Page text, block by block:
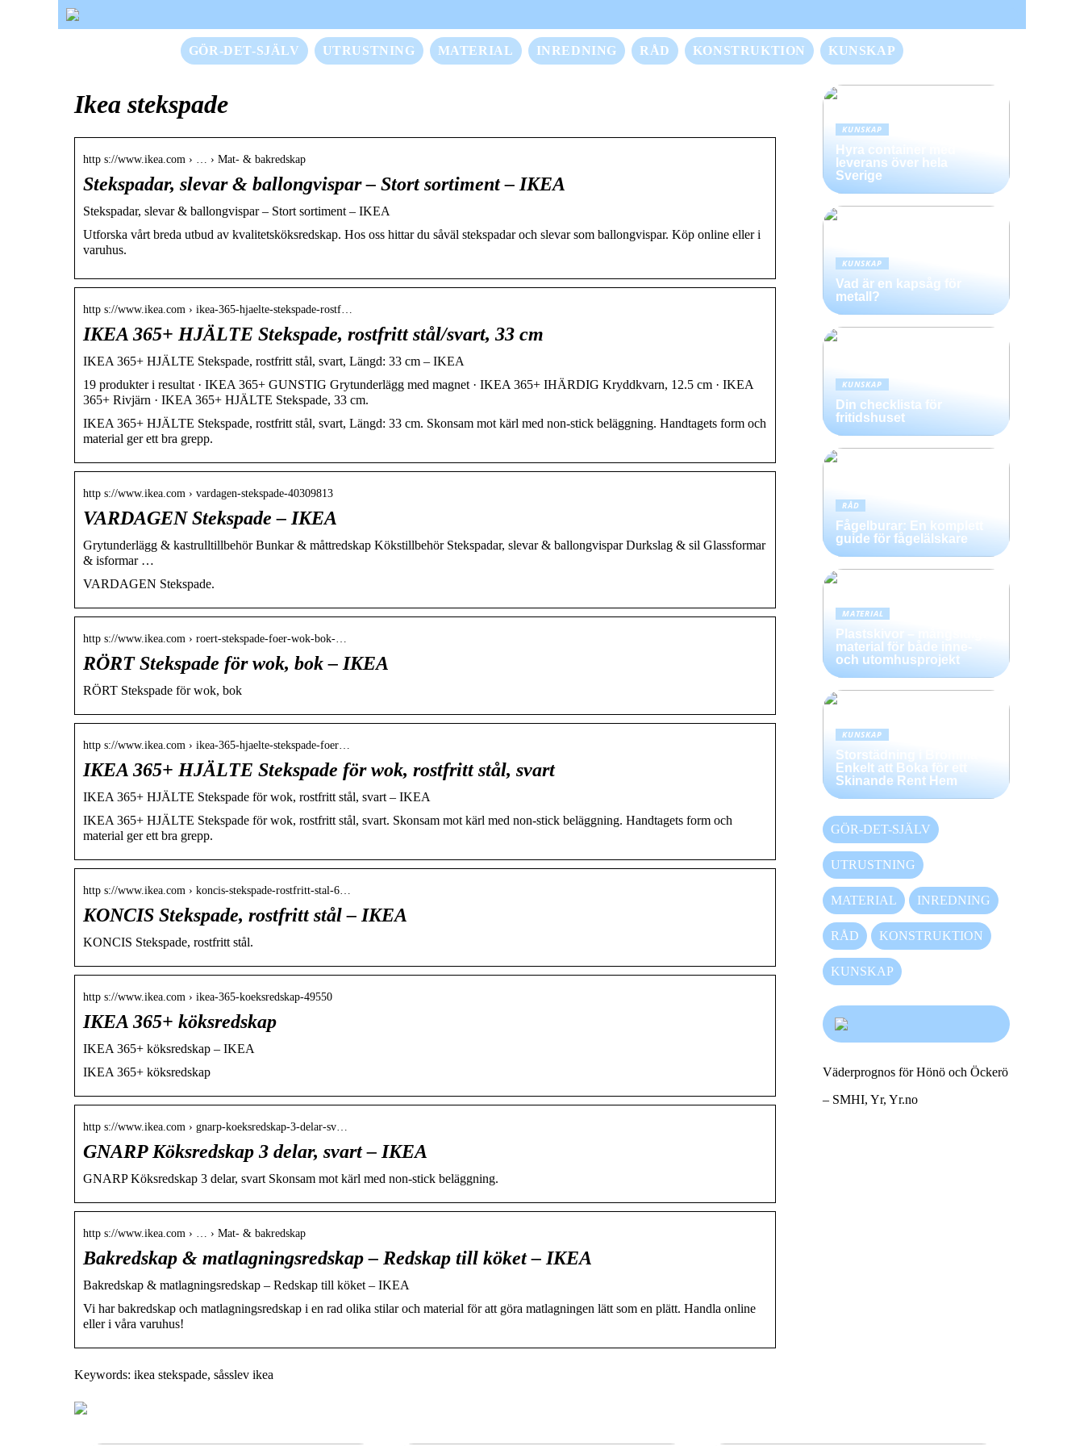
GÖR-DET-SJÄLV UTRUSTNING MATERIAL INREDNING RÅD KONSTRUKTION KUNSKAP
Ikea stekspade
http s://www.ikea.com › … › Mat- & bakredskap
Stekspadar, slevar & ballongvispar – Stort sortiment – IKEA
Stekspadar, slevar & ballongvispar – Stort sortiment – IKEA
Utforska vårt breda utbud av kvalitetsköksredskap. Hos oss hittar du såväl stekspadar och slevar som ballongvispar. Köp online eller i
varuhus.
http s://www.ikea.com › ikea-365-hjaelte-stekspade-rostf…
IKEA 365+ HJÄLTE Stekspade, rostfritt stål/svart, 33 cm
IKEA 365+ HJÄLTE Stekspade, rostfritt stål, svart, Längd: 33 cm – IKEA
19 produkter i resultat · IKEA 365+ GUNSTIG Grytunderlägg med magnet · IKEA 365+ IHÄRDIG Kryddkvarn, 12.5 cm · IKEA
365+ Rivjärn · IKEA 365+ HJÄLTE Stekspade, 33 cm.
IKEA 365+ HJÄLTE Stekspade, rostfritt stål, svart, Längd: 33 cm. Skonsam mot kärl med non-stick beläggning. Handtagets form och
material ger ett bra grepp.
http s://www.ikea.com › vardagen-stekspade-40309813
VARDAGEN Stekspade – IKEA
Grytunderlägg & kastrulltillbehör Bunkar & måttredskap Kökstillbehör Stekspadar, slevar & ballongvispar Durkslag & sil Glassformar
& isformar …
VARDAGEN Stekspade.
http s://www.ikea.com › roert-stekspade-foer-wok-bok-…
RÖRT Stekspade för wok, bok – IKEA
RÖRT Stekspade för wok, bok
http s://www.ikea.com › ikea-365-hjaelte-stekspade-foer…
IKEA 365+ HJÄLTE Stekspade för wok, rostfritt stål, svart
IKEA 365+ HJÄLTE Stekspade för wok, rostfritt stål, svart – IKEA
IKEA 365+ HJÄLTE Stekspade för wok, rostfritt stål, svart. Skonsam mot kärl med non-stick beläggning. Handtagets form och
material ger ett bra grepp.
http s://www.ikea.com › koncis-stekspade-rostfritt-stal-6…
KONCIS Stekspade, rostfritt stål – IKEA
KONCIS Stekspade, rostfritt stål.
http s://www.ikea.com › ikea-365-koeksredskap-49550
IKEA 365+ köksredskap
IKEA 365+ köksredskap – IKEA
IKEA 365+ köksredskap
http s://www.ikea.com › gnarp-koeksredskap-3-delar-sv…
GNARP Köksredskap 3 delar, svart – IKEA
GNARP Köksredskap 3 delar, svart Skonsam mot kärl med non-stick beläggning.
http s://www.ikea.com › … › Mat- & bakredskap
Bakredskap & matlagningsredskap – Redskap till köket – IKEA
Bakredskap & matlagningsredskap – Redskap till köket – IKEA
Vi har bakredskap och matlagningsredskap i en rad olika stilar och material för att göra matlagningen lätt som en plätt. Handla online
eller i våra varuhus!
Keywords: ikea stekspade, såsslev ikea
KUNSKAP
Hyra container med
leverans över hela
Sverige
KUNSKAP
Vad är en kapsåg för
metall?
KUNSKAP
Din checklista för
fritidshuset
RÅD
Fågelburar: En komplett
guide för fågelälskare
MATERIAL
Plastskivor – mångsidigt
material för både inne-
och utomhusprojekt
KUNSKAP
Storstädning i Bromma –
Enkelt att Boka för ett
Skinande Rent Hem
GÖR-DET-SJÄLV
UTRUSTNING
MATERIAL INREDNING
RÅD KONSTRUKTION
KUNSKAP
Väderprognos för Hönö och Öckerö
– SMHI, Yr, Yr.no